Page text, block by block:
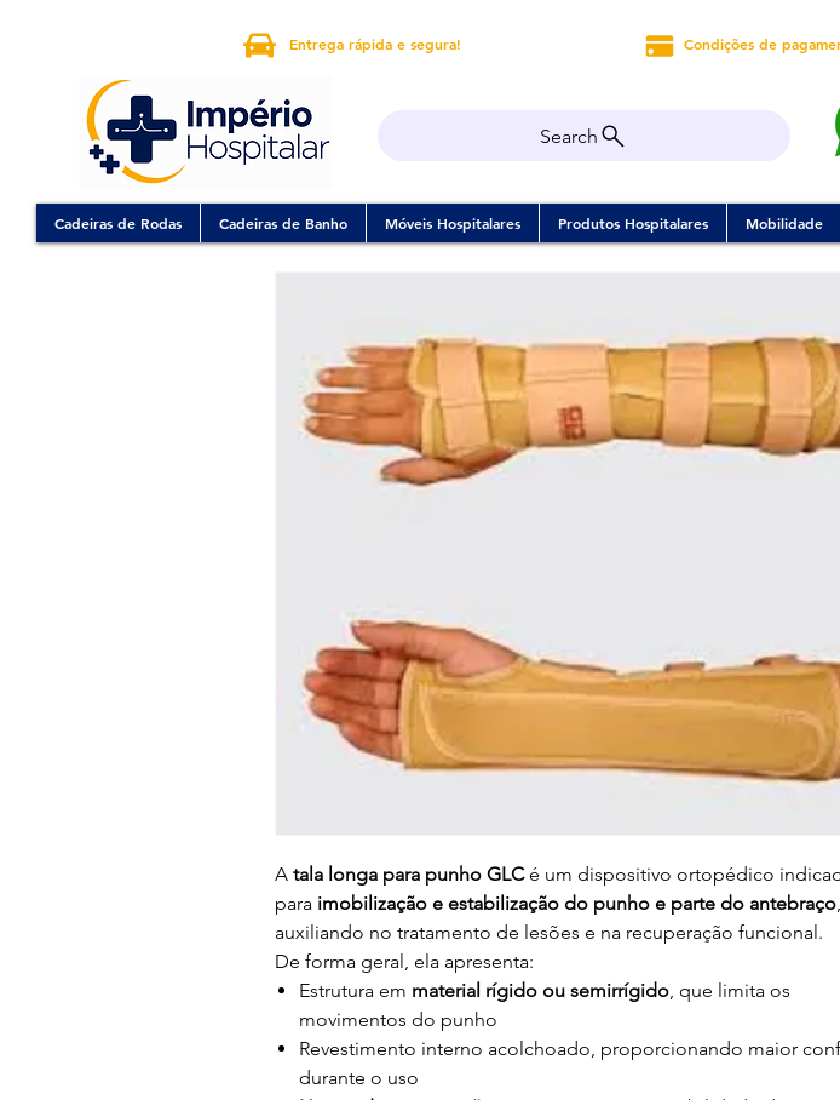
Entrega rápida e segura! Condições de
Search
Cadeiras de Rodas Cadeiras de Banho Móveis Hospitalares Produtos Hospitalares Mobilidade
A tala longa para punho GLCé um dispositivo ortopédico
para imobilização e estabilização do punho e parte do antebraço,
auxiliando no tratamento de lesões e na recuperação funcional.
De forma geral, ela apresenta:
Estrutura em material rígido ou semirrígido, que limita os
movimentos do punho
Revestimento interno acolchoado, proporcionando maior
durante o uso